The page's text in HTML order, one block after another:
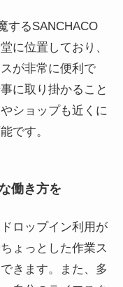
するSANCHACO
に位置しており、
が非常に便利で
に取り掛かること
ショップも近くに
です。
働き方を
ロップイン利用が
ょっとした作業ス
きます。また、多